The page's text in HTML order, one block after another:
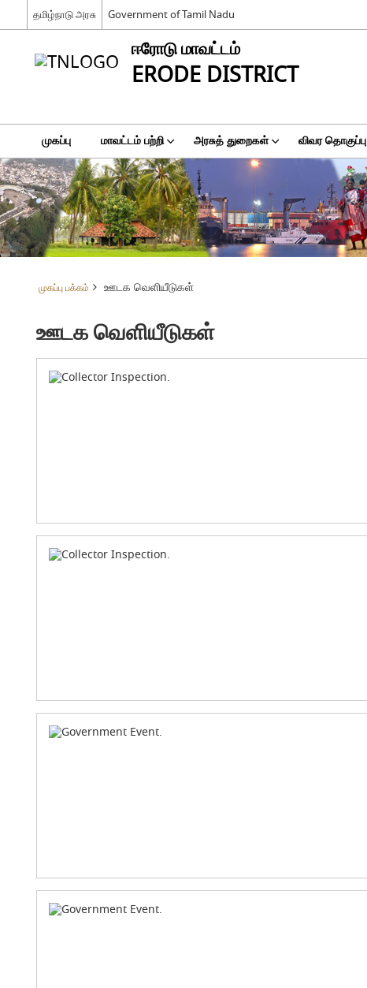
தமிழ்நாடு அரசு Government of Tamil Nadu
ஈரோடு மாவட்டம்
ERODE DISTRICT
முகப்பு மாவட்டம் பற்றி அரசுத் துறைகள் விவர தொகுப்பு
முகப்பு பக்கம் ஊடக வெளியீடுகள்
ஊடக வெளியீடுகள்